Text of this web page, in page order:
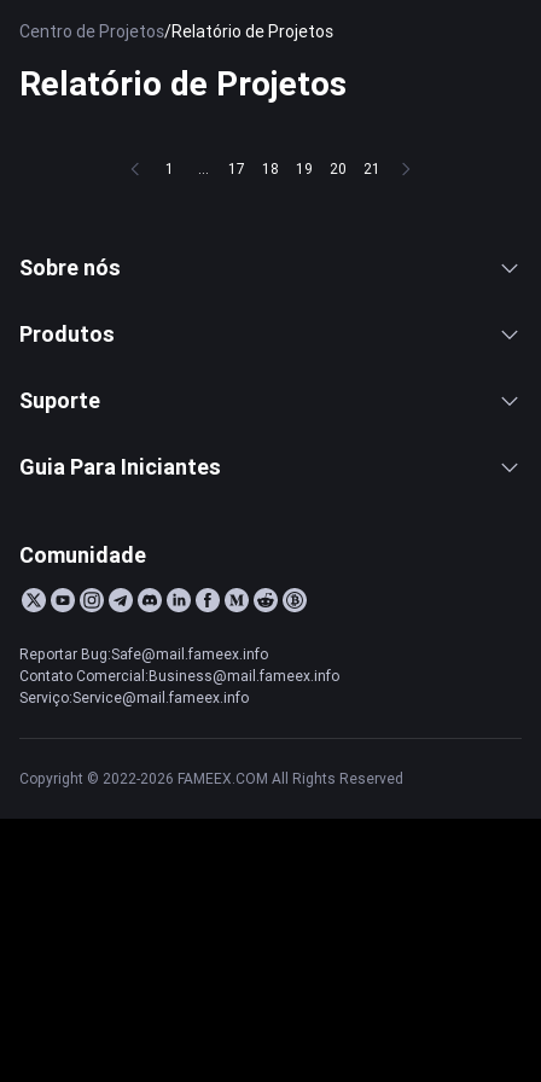
Centro de Projetos/Relatório de Projetos
Relatório de Projetos
1 ... 17 18 19 20 21
Sobre nós
Produtos
Suporte
Guia Para Iniciantes
Comunidade
Reportar Bug:Safe@mail.fameex.info
Contato Comercial:Business@mail.fameex.info
Serviço:Service@mail.fameex.info
Copyright © 2022-2026 FAMEEX.COM All Rights Reserved